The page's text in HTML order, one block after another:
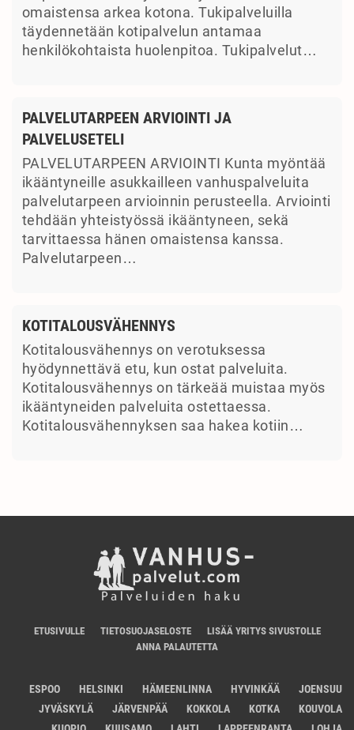
omaistensa arkea kotona. Tukipalveluilla
täydennetään kotipalvelun antamaa
henkilökohtaista huolenpitoa. Tukipalvelut…
PALVELUTARPEEN ARVIOINTI JA
PALVELUSETELI
PALVELUTARPEEN ARVIOINTI Kunta myöntää
ikääntyneille asukkailleen vanhuspalveluita
palvelutarpeen arvioinnin perusteella. Arviointi
tehdään yhteistyössä ikääntyneen, sekä
tarvittaessa hänen omaistensa kanssa.
Palvelutarpeen…
KOTITALOUSVÄHENNYS
Kotitalousvähennys on verotuksessa
hyödynnettävä etu, kun ostat palveluita.
Kotitalousvähennys on tärkeää muistaa myös
ikääntyneiden palveluita ostettaessa.
Kotitalousvähennyksen saa hakea kotiin…
ETUSIVULLE TIETOSUOJASELOSTE
LISÄÄ YRITYS SIVUSTOLLE
ANNA PALAUTETTA
ESPOO HELSINKI HÄMEENLINNA HYVINKÄÄ
JOENSUU
JYVÄSKYLÄ
JÄRVENPÄÄ KOKKOLA KOTKA
KOUVOLA